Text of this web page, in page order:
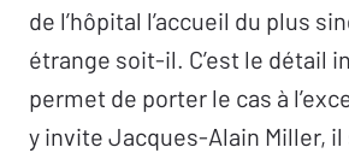
de l’hôpital l’accueil du plus
étrange soit-il. C’est le détail
permet de porter le cas à
y invite Jacques-Alain Miller, il